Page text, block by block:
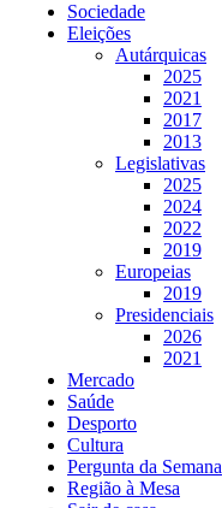
Sociedade
Eleições
Autárquicas
2025
2021
2017
2013
Legislativas
2025
2024
2022
2019
Europeias
2019
Presidenciais
2026
2021
Mercado
Saúde
Desporto
Cultura
Pergunta da Semana
Região à Mesa